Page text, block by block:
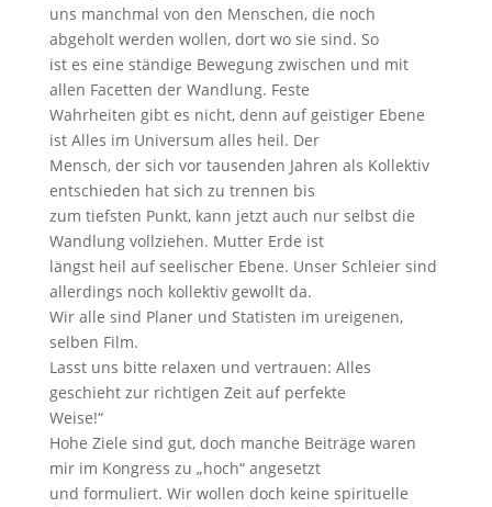
uns manchmal von den Menschen, die noch
abgeholt werden wollen, dort wo sie sind. So
ist es eine ständige Bewegung zwischen und mit
allen Facetten der Wandlung. Feste
Wahrheiten gibt es nicht, denn auf geistiger Ebene
ist Alles im Universum alles heil. Der
Mensch, der sich vor tausenden Jahren als Kollektiv
entschieden hat sich zu trennen bis
zum tiefsten Punkt, kann jetzt auch nur selbst die
Wandlung vollziehen. Mutter Erde ist
längst heil auf seelischer Ebene. Unser Schleier sind
allerdings noch kollektiv gewollt da.
Wir alle sind Planer und Statisten im ureigenen,
selben Film.
Lasst uns bitte relaxen und vertrauen: Alles
geschieht zur richtigen Zeit auf perfekte
Weise!“
Hohe Ziele sind gut, doch manche Beiträge waren
mir im Kongress zu „hoch“ angesetzt
und formuliert. Wir wollen doch keine spirituelle